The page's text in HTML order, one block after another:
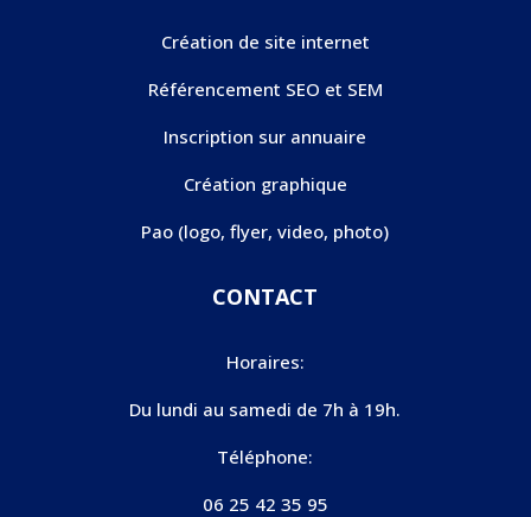
Création de site internet
Référencement SEO et SEM
Inscription sur annuaire
Création graphique
Pao (logo, flyer, video, photo)
CONTACT
Horaires:
Du lundi au samedi de 7h à 19h.
Téléphone:
06 25 42 35 95